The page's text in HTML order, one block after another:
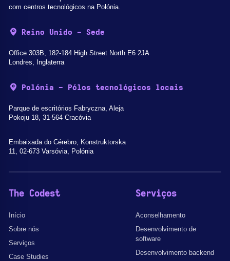
com centros tecnológicos na Polónia.
Reino Unido - Sede
Office 303B, 182-184 High Street North E6 2JA
Londres, Inglaterra
Polónia - Pólos tecnológicos locais
Parque de escritórios Fabryczna, Aleja
Pokoju 18, 31-564 Cracóvia
Embaixada do Cérebro, Konstruktorska
11, 02-673 Varsóvia, Polónia
The Codest
Início
Sobre nós
Serviços
Case Studies
Serviços
Aconselhamento
Desenvolvimento de
software
Desenvolvimento backend